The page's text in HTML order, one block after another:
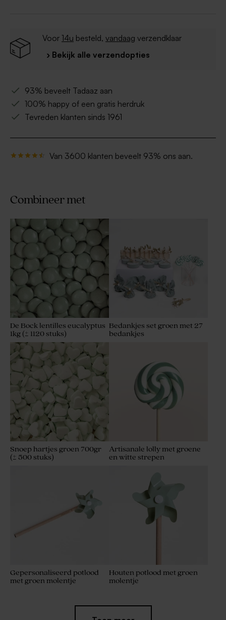
Voor 14u besteld, vandaag verzendklaar
› Bekijk alle verzendopties
93% beveelt Tadaaz aan
100% happy of een gratis herdruk
Tevreden klanten sinds 1961
Van 3600 klanten beveelt 93% ons aan.
Combineer met
De Bock lentilles eucalyptus
1kg (± 1120 stuks)
Bedankjes set groen met 27
bedankjes
Snoep hartjes groen 700gr
(± 500 stuks)
Artisanale lolly met groene
en witte strepen
Gepersonaliseerd potlood
met groen molentje
Houten potlood met groen
molentje